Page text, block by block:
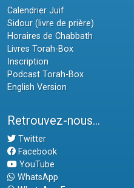
Calendrier Juif
Sidour (livre de prière)
Horaires de Chabbath
Livres Torah-Box
Inscription
Podcast Torah-Box
English Version
Retrouvez-nous...
Twitter
Facebook
YouTube
WhatsApp